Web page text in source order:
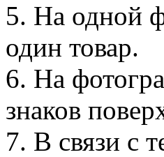
5. На одной
один товар.
6. На
знаков
7. В связи с